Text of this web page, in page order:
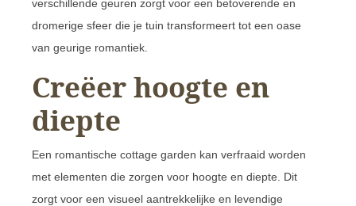
verschillende geuren zorgt voor een betoverende en
dromerige sfeer die je tuin transformeert tot een oase
van geurige romantiek.
Creëer hoogte en
diepte
Een romantische cottage garden kan verfraaid worden
met elementen die zorgen voor hoogte en diepte. Dit
zorgt voor een visueel aantrekkelijke en levendige